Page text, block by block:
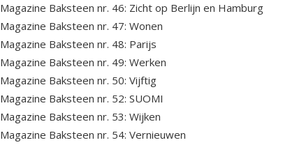
Magazine Baksteen nr. 46: Zicht op Berlijn en Hamburg
Magazine Baksteen nr. 47: Wonen
Magazine Baksteen nr. 48: Parijs
Magazine Baksteen nr. 49: Werken
Magazine Baksteen nr. 50: Vijftig
Magazine Baksteen nr. 52: SUOMI
Magazine Baksteen nr. 53: Wijken
Magazine Baksteen nr. 54: Vernieuwen